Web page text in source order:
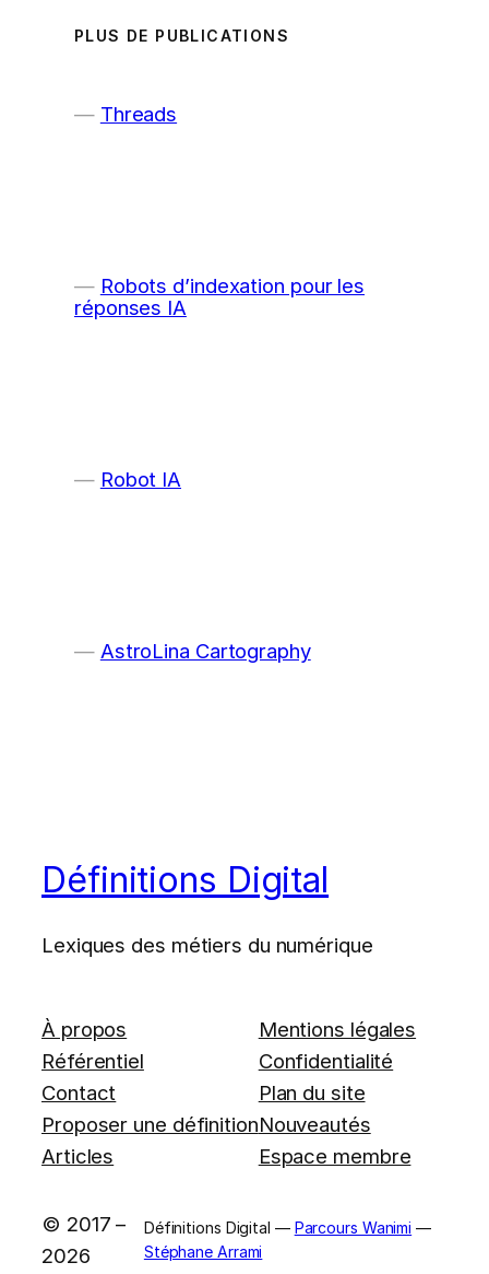
PLUS DE PUBLICATIONS
Threads
Robots d’indexation pour les
réponses IA
Robot IA
AstroLina Cartography
Définitions Digital
Lexiques des métiers du numérique
À propos
Référentiel
Contact
Proposer une définition
Articles
Mentions légales
Confidentialité
Plan du site
Nouveautés
Espace membre
© 2017 –
2026
Définitions Digital — Parcours Wanimi —
Stéphane Arrami